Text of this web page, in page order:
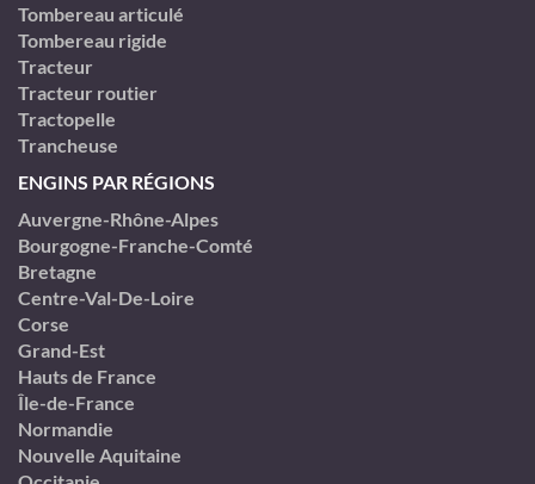
Tombereau articulé
Tombereau rigide
Tracteur
Tracteur routier
Tractopelle
Trancheuse
ENGINS PAR RÉGIONS
Auvergne-Rhône-Alpes
Bourgogne-Franche-Comté
Bretagne
Centre-Val-De-Loire
Corse
Grand-Est
Hauts de France
Île-de-France
Normandie
Nouvelle Aquitaine